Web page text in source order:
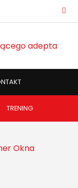
TRENING